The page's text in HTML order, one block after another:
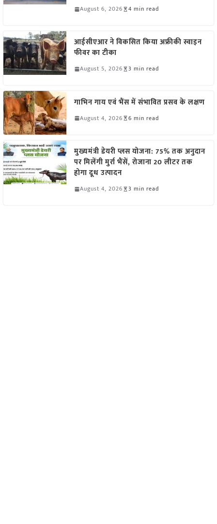
August 6, 2026 4 min read
आईसीएआर ने विकसित किया अफ्रीकी स्वाइन
फीवर का टीका
August 5, 2026 3 min read
गाभिन गाय एवं भैंस में संभावित प्रसव के लक्षण
August 4, 2026 6 min read
मुख्यमंत्री डेयरी प्लस योजना: 75% तक अनुदान
पर मिलेंगी मुर्रा भैंसें, रोजाना 20 लीटर तक
होगा दूध उत्पादन
August 4, 2026 3 min read